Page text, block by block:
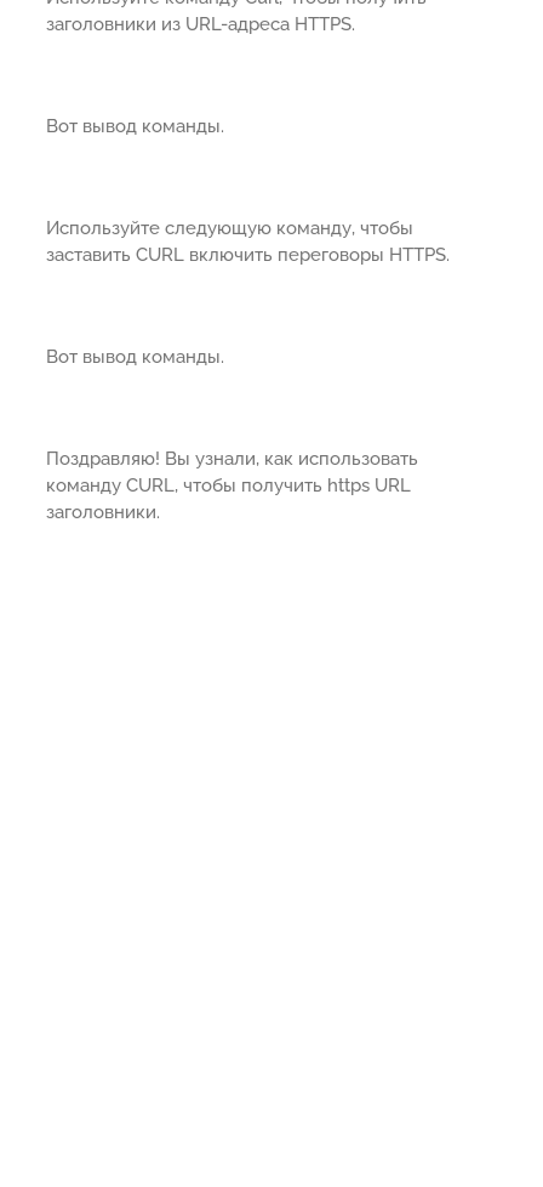
заголовники из URL-адреса HTTPS.
Вот вывод команды.
Используйте следующую команду, чтобы
заставить CURL включить переговоры HTTPS.
Вот вывод команды.
Поздравляю! Вы узнали, как использовать
команду CURL, чтобы получить https URL
заголовники.